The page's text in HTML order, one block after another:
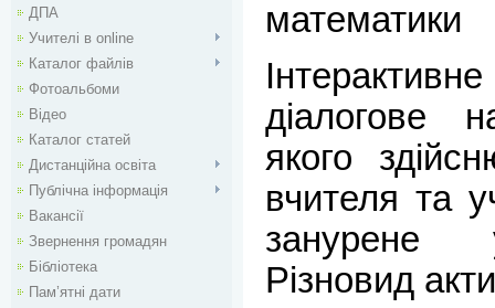
ДПА
Учителі в online
Каталог файлів
Фотоальбоми
Відео
Каталог статей
Дистанційна освіта
Публічна інформація
Вакансії
Звернення громадян
Бібліотека
Пам’ятні дати
математики
діалогове
якого
вчителя та
занурене
Різновид